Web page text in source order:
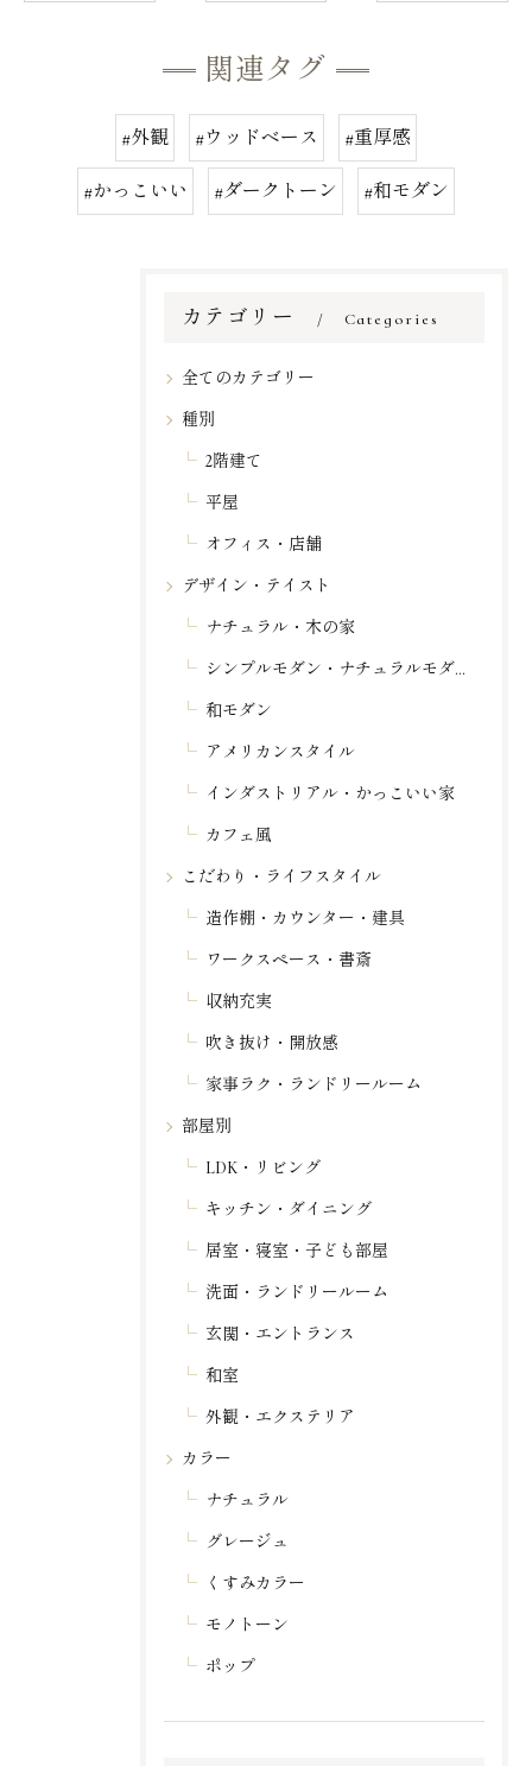
関連タグ
#外観 #ウッドベース #重厚感
#かっこいい #ダークトーン #和モダン
カテゴリー Categories
全てのカテゴリー
種別
2階建て
平屋
オフィス・店舗
デザイン・テイスト
ナチュラル・木の家
シンプルモダン・ナチュラルモダン
和モダン
アメリカンスタイル
インダストリアル・かっこいい家
カフェ風
こだわり・ライフスタイル
造作棚・カウンター・建具
ワークスペース・書斎
収納充実
吹き抜け・開放感
家事ラク・ランドリールーム
部屋別
LDK・リビング
キッチン・ダイニング
居室・寝室・子ども部屋
洗面・ランドリールーム
玄関・エントランス
和室
外観・エクステリア
カラー
ナチュラル
グレージュ
くすみカラー
モノトーン
ポップ